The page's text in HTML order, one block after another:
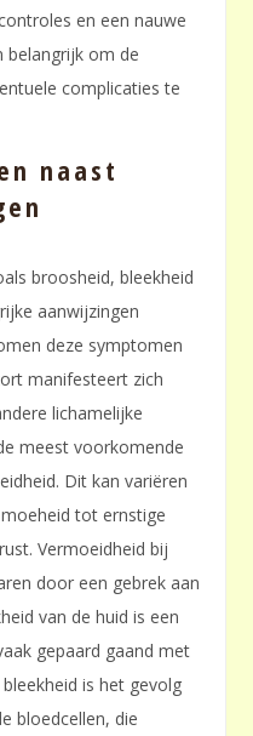
en een nauwe
belangrijk om de
complicaties te
naast
broosheid, bleekheid
aanwijzingen
deze symptomen
manifesteert zich
lichamelijke
meest voorkomende
Dit kan variëren
tot ernstige
Vermoeidheid bij
door een gebrek aan
van de huid is een
gepaard gaand met
is het gevolg
bloedcellen, die